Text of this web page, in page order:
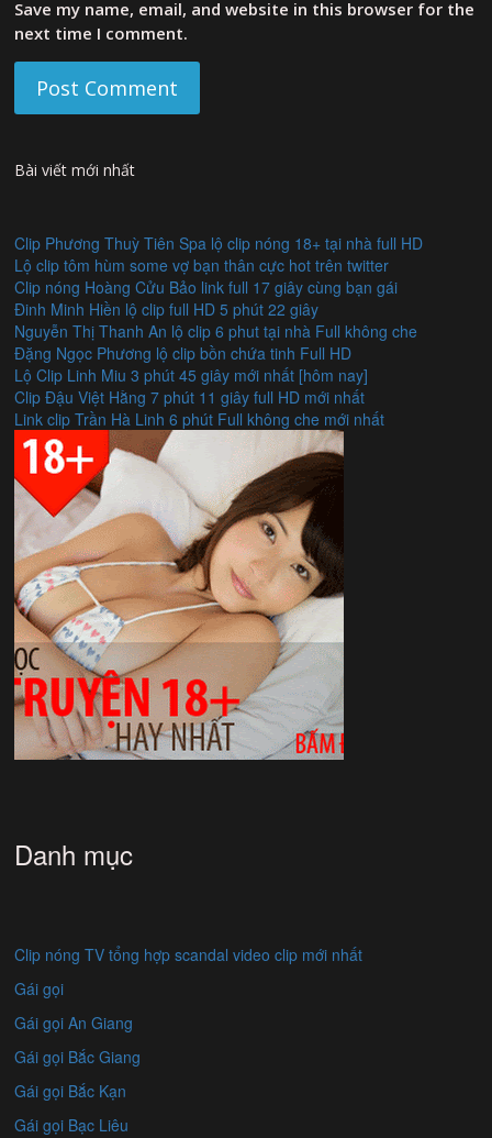
Save my name, email, and website in this browser for the
next time I comment.
Bài viết mới nhất
Clip Phương Thuỳ Tiên Spa lộ clip nóng 18+ tại nhà full HD
Lộ clip tôm hùm some vợ bạn thân cực hot trên twitter
Clip nóng Hoàng Cửu Bảo link full 17 giây cùng bạn gái
Đinh Minh Hiền lộ clip full HD 5 phút 22 giây
Nguyễn Thị Thanh An lộ clip 6 phut tại nhà Full không che
Đặng Ngọc Phương lộ clip bồn chứa tinh Full HD
Lộ Clip Linh Miu 3 phút 45 giây mới nhất [hôm nay]
Clip Đậu Việt Hằng 7 phút 11 giây full HD mới nhất
Link clip Trần Hà Linh 6 phút Full không che mới nhất
Danh mục
Clip nóng TV tổng hợp scandal video clip mới nhất
Gái gọi
Gái gọi An Giang
Gái gọi Bắc Giang
Gái gọi Bắc Kạn
Gái gọi Bạc Liêu